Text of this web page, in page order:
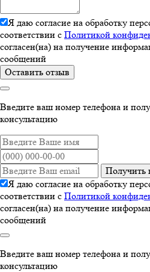
Я даю согласие на обработку
соответствии с Политикой
согласен(на) на получение
сообщений
Оставить отзыв
Введите ваш номер телефона и
консультацию
Получить
Я даю согласие на обработку
соответствии с Политикой
согласен(на) на получение
сообщений
Введите ваш номер телефона и
консультацию